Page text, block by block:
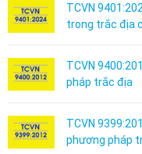
TCVN
trong trắc địa
TCVN
pháp trắc địa
TCVN
phương pháp